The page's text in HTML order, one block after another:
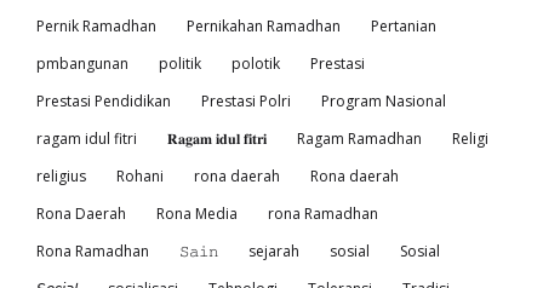
Pernik Ramadhan
Pernikahan Ramadhan
Pertanian
pmbangunan
politik polotik
Prestasi
Prestasi Pendidikan
Prestasi Polri
Program Nasional
ragam idul fitri
𝐑𝐚𝐠𝐚𝐦 𝐢𝐝𝐮𝐥 𝐟𝐢𝐭𝐫𝐢 Ragam Ramadhan
Religi
religius
Rohani rona daerah
Rona daerah
Rona Daerah
Rona Media
rona Ramadhan
Rona Ramadhan
𝚂𝚊𝚒𝚗 sejarah sosial
Sosial